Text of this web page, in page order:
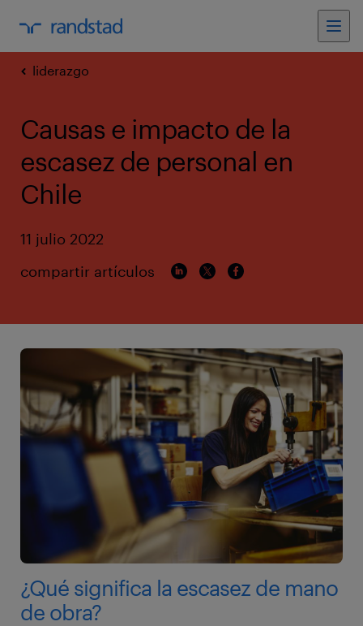
liderazgo
Causas e impacto de la
escasez de personal en
Chile
11 julio 2022
compartir artículos
¿Qué significa la escasez de mano
de obra?